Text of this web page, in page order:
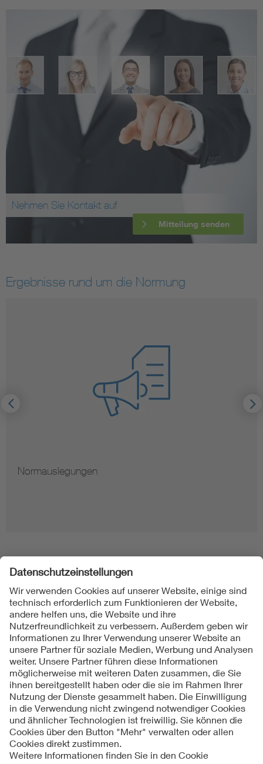
Nehmen Sie Kontakt auf
Mitteilung senden
Ergebnisse rund um die Normung
Hinweise zur Vervielfältigung von Normen
Folgen Sie uns
Kontakt
Impressum
Datenschutzinformationen